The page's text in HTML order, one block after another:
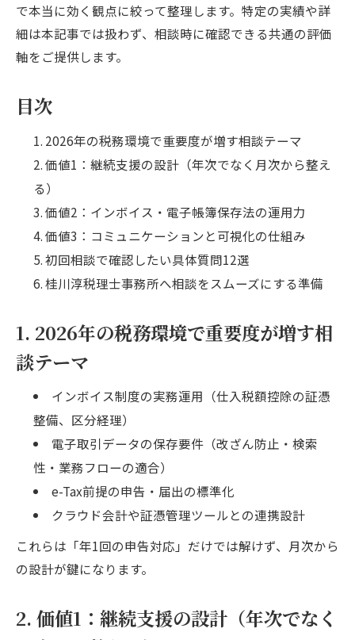
で本当に効く観点に絞って整理します。特定の実績や詳
細は本記事では扱わず、相談時に確認できる共通の評価
軸をご提供します。
目次
2026年の税務環境で重要度が増す相談テーマ
価値1：継続支援の設計（年次でなく月次から整え
る）
価値2：インボイス・電子帳簿保存法の運用力
価値3：コミュニケーションと可視化の仕組み
初回相談で確認したい具体質問12選
桂川淳税理士事務所へ相談をスムーズにする準備
1. 2026年の税務環境で重要度が増す相
談テーマ
インボイス制度の実務運用（仕入税額控除の証憑
整備、区分経理）
電子取引データの保存要件（改ざん防止・検索
性・業務フローの適合）
e-Tax前提の申告・届出の標準化
クラウド会計や証憑管理ツールとの連携設計
これらは「年1回の申告対応」だけでは解けず、月次から
の設計が鍵になります。
2. 価値1：継続支援の設計（年次でなく